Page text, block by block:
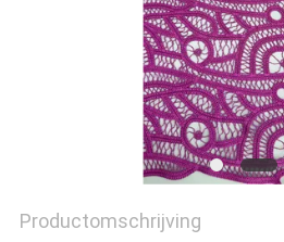
Productomschrijving